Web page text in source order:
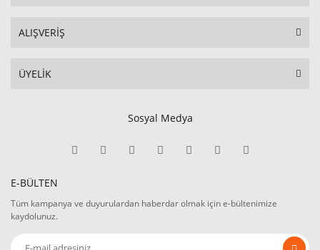
ALIŞVERİŞ
ÜYELİK
Sosyal Medya
E-BÜLTEN
Tüm kampanya ve duyurulardan haberdar olmak için e-bültenimize
kaydolunuz.